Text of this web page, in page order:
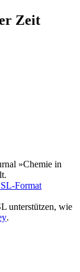
Zeit
»Chemie in
Format
unterstützen, wie
.